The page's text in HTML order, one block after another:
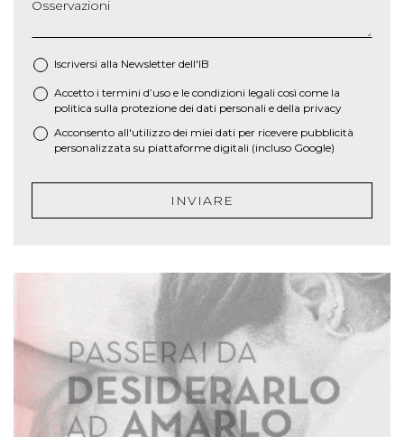
Osservazioni
Iscriversi alla Newsletter dell'IB
* Accetto i termini d’uso e le condizioni legali così come la
politica sulla protezione dei dati personali e della privacy
Acconsento all'utilizzo dei miei dati per ricevere pubblicità
personalizzata su piattaforme digitali (incluso Google)
INVIARE